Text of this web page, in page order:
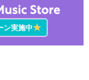
ン実施中★